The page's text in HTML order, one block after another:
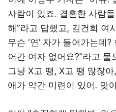
사람이 있죠. 결혼한 사람
해”라고 답했고, 김건희 여
무슨 ‘연’ 자가 들어가는데?
어간 여자 없어요?”라고 물
그냥 X고 땡, X고 땡 많잖아
애가 약간 미련이 있어. 맞